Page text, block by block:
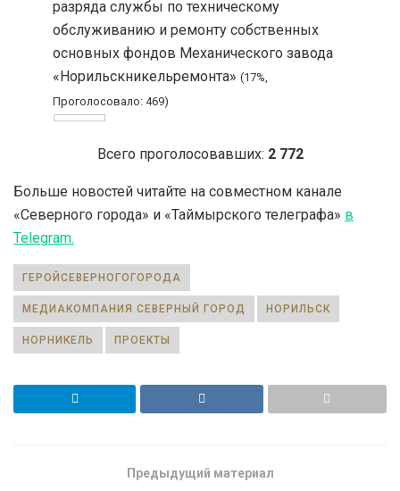
разряда службы по техническому
обслуживанию и ремонту собственных
основных фондов Механического завода
«Норильскникельремонта»(17%,
Проголосовало: 469)
Всего проголосовавших: 2 772
Больше новостей читайте на совместном канале
«Северного города» и «Таймырского телеграфа» в
Telegram.
ГЕРОЙСЕВЕРНОГОГОРОДА
МЕДИАКОМПАНИЯ СЕВЕРНЫЙ ГОРОД НОРИЛЬСК
НОРНИКЕЛЬ ПРОЕКТЫ
Предыдущий материал